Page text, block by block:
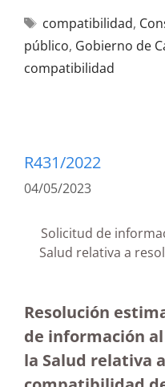
compatibilidad,
público, Gobierno de
compatibilidad
R431/2022
04/05/2023
Solicitud de
Salud relativa a
Resolución
de información
la Salud relativa